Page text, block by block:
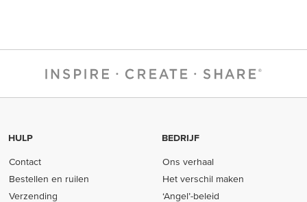
HULP
Contact
Bestellen en ruilen
Verzending
BEDRIJF
Ons verhaal
Het verschil maken
‘Angel’-beleid